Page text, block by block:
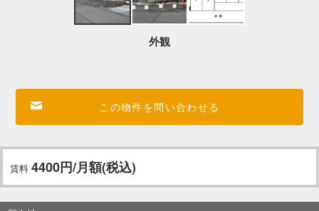
外観
この物件を問い合わせる
賃料 4400円/月額(税込)